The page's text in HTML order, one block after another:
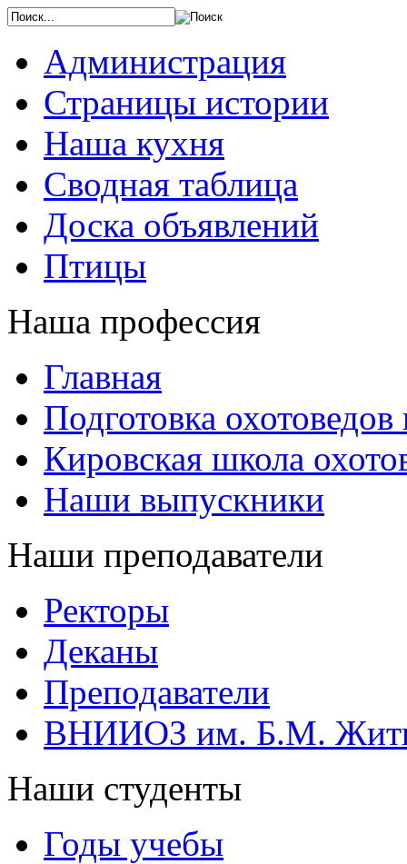
Администрация
Страницы истории
Наша кухня
Сводная таблица
Доска объявлений
Птицы
Наша профессия
Главная
Подготовка
Кировская школа
Наши выпускники
Наши преподаватели
Ректоры
Деканы
Преподаватели
ВНИИОЗ им. Б.М.
Наши студенты
Годы учебы